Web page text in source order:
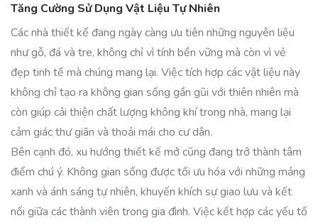
Tăng Cường Sử Dụng Vật Liệu Tự Nhiên
Các nhà thiết kế đang ngày càng ưu tiên những nguyên liệu
như gỗ, đá và tre, không chỉ vì tính bền vững mà còn vì vẻ
đẹp tinh tế mà chúng mang lại. Việc tích hợp các vật liệu này
không chỉ tạo ra không gian sống gần gũi với thiên nhiên mà
còn giúp cải thiện chất lượng không khí trong nhà, mang lại
cảm giác thư giãn và thoải mái cho cư dân.
Bên cạnh đó, xu hướng thiết kế mở cũng đang trở thành tâm
điểm chú ý. Không gian sống được tối ưu hóa với những mảng
xanh và ánh sáng tự nhiên, khuyến khích sự giao lưu và kết
nối giữa các thành viên trong gia đình. Việc kết hợp các yếu tố